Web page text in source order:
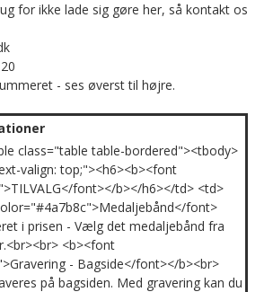
for ikke lade sig gøre her, så kontakt os
- ses øverst til højre.
class="table table-bordered"><tbody>
valign: top;"><h6><b><font
font></b></h6></td> <td>
font>
i prisen - Vælg det medaljebånd fra
<b><font
- Bagside</font></b><br>
på bagsiden. Med gravering kan du